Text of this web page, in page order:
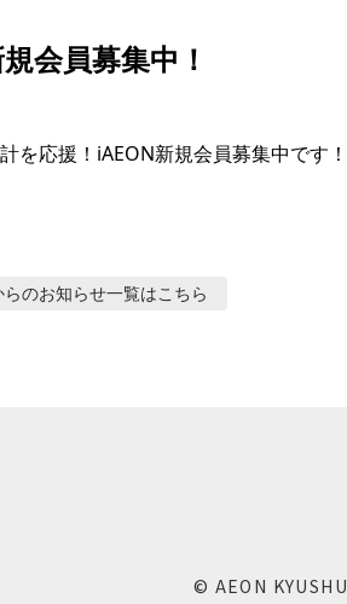
会員募集中！
を応援！iAEON新規会員募集中です！
のお知らせ一覧はこちら
© AEON KYUSHU